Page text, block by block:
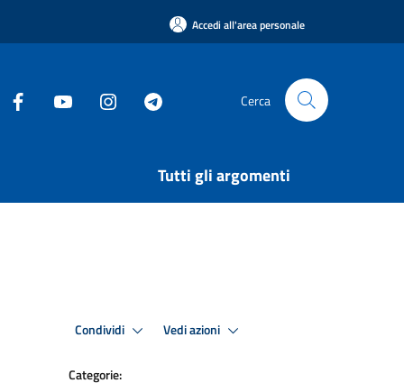
Accedi all'area personale
Cerca
Tutti gli argomenti
Condividi Vedi azioni
Categorie: